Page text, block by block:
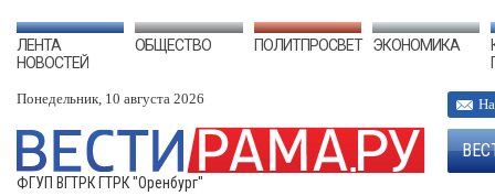
ЛЕНТА
НОВОСТЕЙ
ОБЩЕСТВО ПОЛИТПРОСВЕТ ЭКОНОМИКА
Понедельник, 10 августа 2026
ФГУП ВГТРК ГТРК "Оренбург"